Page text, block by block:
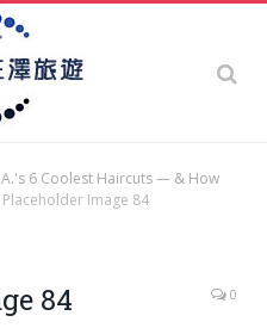
6 Coolest Haircuts — & How
Placeholder Image 84
84 0